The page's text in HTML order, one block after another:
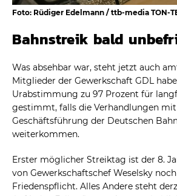
Foto: Rüdiger Edelmann / ttb-media TON-
Bahnstreik bald
Was absehbar war, steht jetzt auch
Mitglieder der Gewerkschaft GDL
Urabstimmung zu 97 Prozent für
gestimmt, falls die Verhandlungen
Geschäftsführung der Deutschen
weiterkommen.
Erster möglicher Streiktag ist der 8.
von Gewerkschaftschef Weselsky
Friedenspflicht. Alles Andere steht